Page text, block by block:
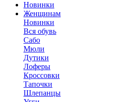
Новинки
Женщинам
Новинки
Вся обувь
Сабо
Мюли
Дутики
Лоферы
Кроссовки
Тапочки
Шлепанцы